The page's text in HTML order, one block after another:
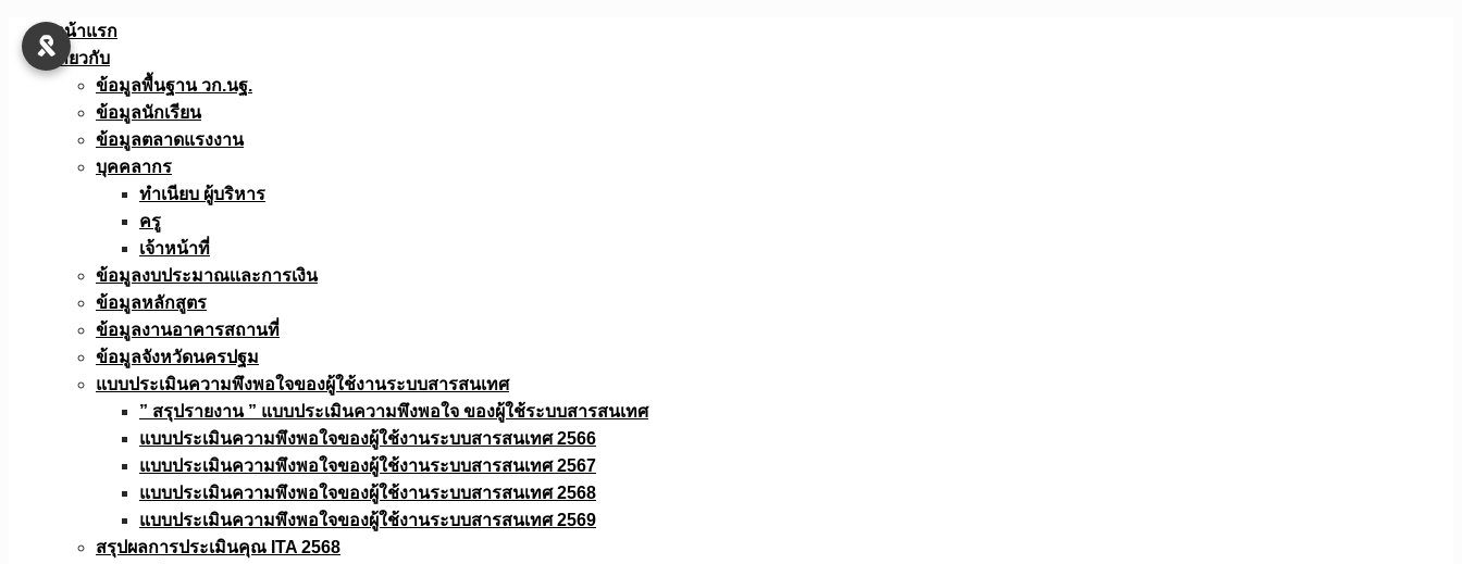
Skip
หน้าแรก
เกี่ยวกับ
ข้อมูลพื้นฐาน วก.นฐ.
ข้อมูลนักเรียน
ข้อมูลตลาดแรงงาน
บุคคลากร
ทำเนียบ ผู้บริหาร
ครู
เจ้าหน้าที่
ข้อมูลงบประมาณเเละการเงิน
ข้อมูลหลักสูตร
ข้อมูลงานอาคารสถานที่
ข้อมูลจังหวัดนครปฐม
แบบประเมินความพึงพอใจของผู้ใช้งานระบบสารสนเทศ
” สรุปรายงาน ” แบบประเมินความพึงพอใจ ของผู้ใช้ระบบสารสนเทศ
แบบประเมินความพึงพอใจของผู้ใช้งานระบบสารสนเทศ 2566
แบบประเมินความพึงพอใจของผู้ใช้งานระบบสารสนเทศ 2567
แบบประเมินความพึงพอใจของผู้ใช้งานระบบสารสนเทศ 2568
แบบประเมินความพึงพอใจของผู้ใช้งานระบบสารสนเทศ 2569
สรุปผลการประเมินคุณ ITA 2568